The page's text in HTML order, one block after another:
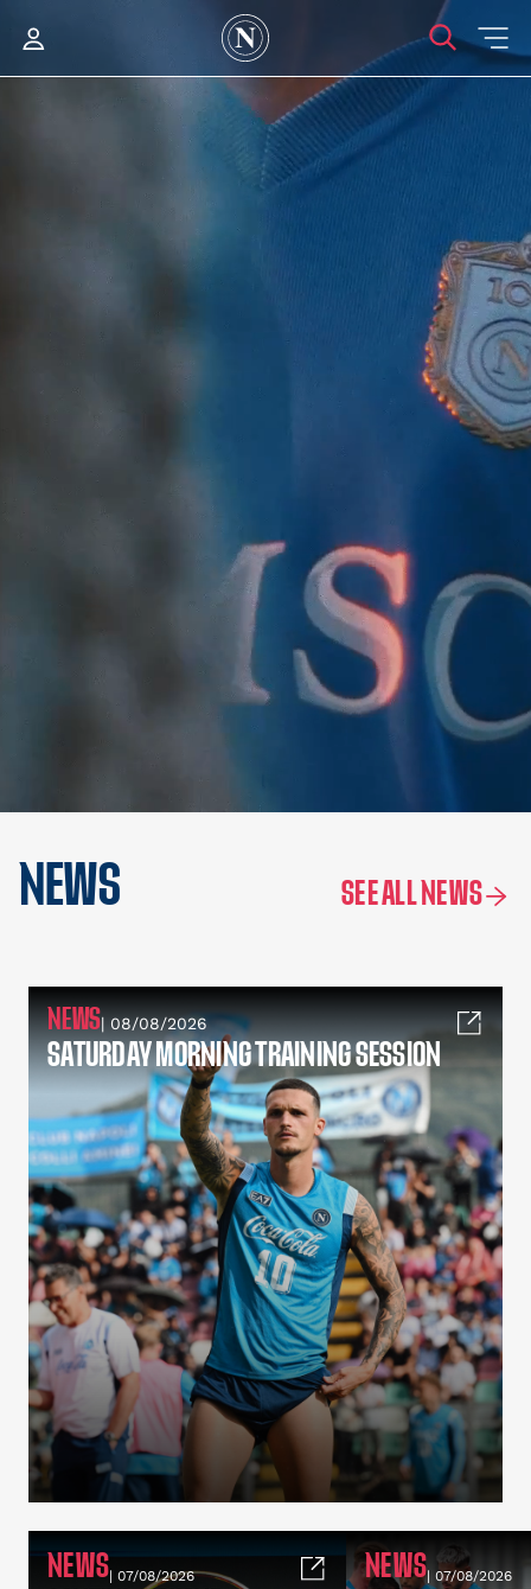
NEWS SEE ALL NEWS
NEWS| 08/08/2026
SATURDAY MORNING TRAINING SESSION
NEWS| 07/08/2026 NEWS| 07/08/2026